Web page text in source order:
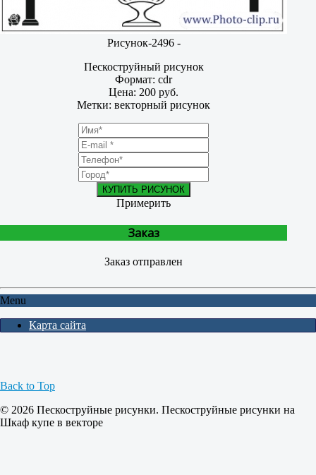
Рисунок-2496 -
Пескоструйный рисунок
Формат: cdr
Цена: 200 руб.
Метки: векторный рисунок
КУПИТЬ РИСУНОК
Примерить
Заказ
Заказ отправлен
Menu
Карта сайта
Back to Top
© 2026 Пескоструйные рисунки. Пескоструйные рисунки на
Шкаф купе в векторе